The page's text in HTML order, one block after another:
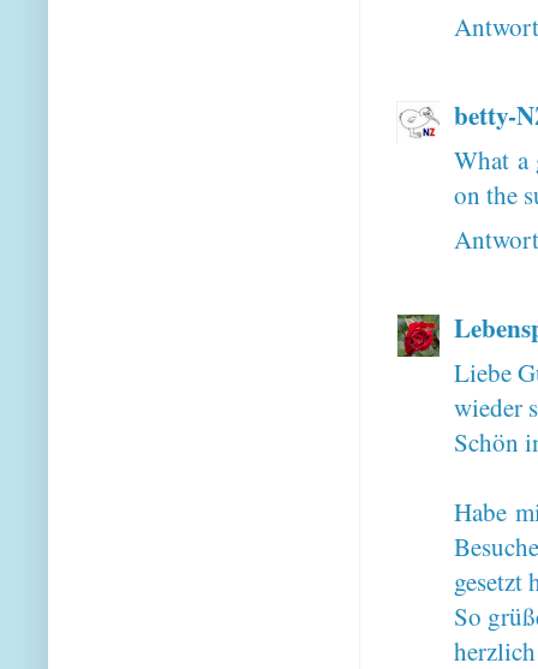
betty-
What a
on the
Liebe
wieder
Schön
Habe
gesetzt
So